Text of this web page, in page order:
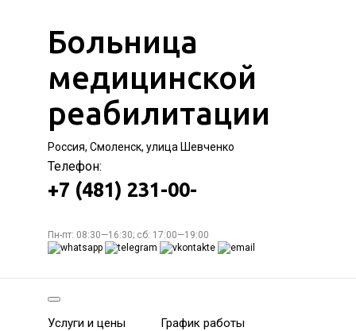
Больница
медицинской
реабилитации
Россия, Смоленск, улица Шевченко
Телефон:
+7 (481) 231-00-
Пн-пт: 08:30—16:30; сб: 17:00—19:00
Услуги и цены График работы